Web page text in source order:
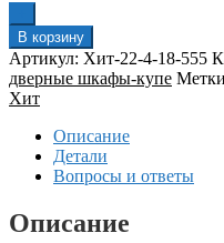
В корзину
Артикул: Хит-22-4-18-555
дверные шкафы-купе
Хит
Описание
Детали
Вопросы и ответы
Описание